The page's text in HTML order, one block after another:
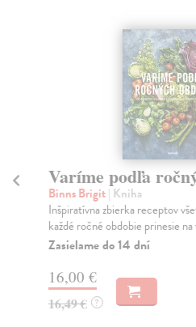
Varíme podľa
Binns Brigit| Kniha
Inšpiratívna zbierka receptov
každé ročné obdobie prinesie na
Zasielame do 14 dní
16,00 €
16,49 € ?